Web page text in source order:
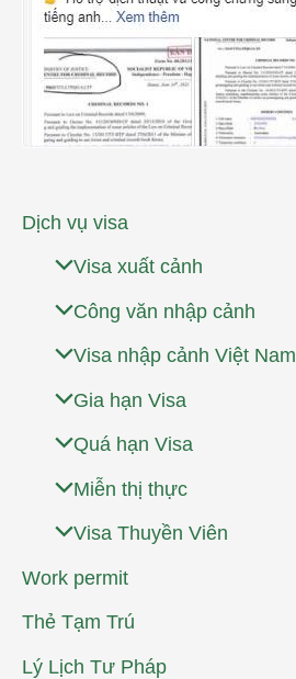
Dịch vụ visa
Visa xuất cảnh
Công văn nhập cảnh
Visa nhập cảnh Việt Nam
Gia hạn Visa
Quá hạn Visa
Miễn thị thực
Visa Thuyền Viên
Work permit
Thẻ Tạm Trú
Lý Lịch Tư Pháp